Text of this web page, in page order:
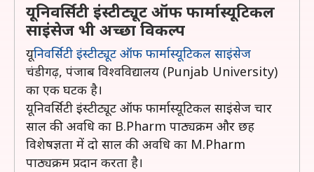
यूनिवर्सिटी इंस्टीट्यूट ऑफ फार्मास्यूटिकल
साइंसेज भी अच्छा विकल्प
यूनिवर्सिटी इंस्टीट्यूट ऑफ फार्मास्यूटिकल साइंसेज
चंडीगढ़, पंजाब विश्वविद्यालय (Punjab University)
का एक घटक है।
यूनिवर्सिटी इंस्टीट्यूट ऑफ फार्मास्यूटिकल साइंसेज चार
साल की अवधि का B.Pharm पाठ्यक्रम और छह
विशेषज्ञता में दो साल की अवधि का M.Pharm
पाठ्यक्रम प्रदान करता है।